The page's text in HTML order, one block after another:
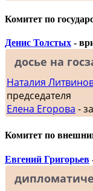
Комитет по
Денис Толстых -
досье на
Наталия
председателя
Елена Егорова -
Комитет по
Евгений Григорьев